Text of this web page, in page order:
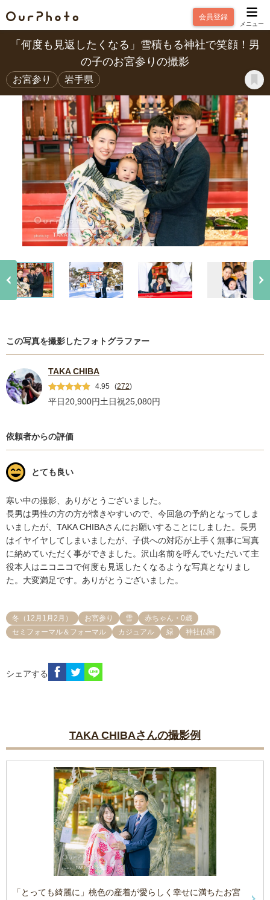
会員登録
メニュー
「何度も見返したくなる」雪積もる神社で笑顔！男
の子のお宮参りの撮影
お宮参り 岩手県
この写真を撮影したフォトグラファー
TAKA CHIBA
4.95 (272)
平日20,900円土日祝25,080円
依頼者からの評価
とても良い
寒い中の撮影、ありがとうございました。
長男は男性の方の方が懐きやすいので、今回急の予約となってしま
いましたが、TAKA CHIBAさんにお願いすることにしました。長男
はイヤイヤしてしまいましたが、子供への対応が上手く無事に写真
に納めていただく事ができました。沢山名前を呼んでいただいて主
役本人はニコニコで何度も見返したくなるような写真となりまし
た。大変満足です。ありがとうございました。
冬（12月1月2月） お宮参り 雪
赤ちゃん・0歳
セミフォーマル＆フォーマル
カジュアル 緑 神社仏閣
シェアする
TAKA CHIBAさんの撮影例
「とっても綺麗に」桃色の産着が愛らしく幸せに満ちたお宮